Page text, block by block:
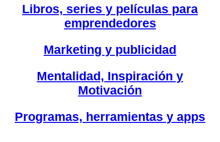
Libros, series y películas para
emprendedores
Marketing y publicidad
Mentalidad, Inspiración y
Motivación
Programas, herramientas y apps